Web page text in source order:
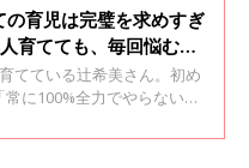
の育児は完璧を求めすぎ
育てても、毎回悩む・
てている辻希美さん。初め
に100%全力でやらない
ことやラクになったきっか